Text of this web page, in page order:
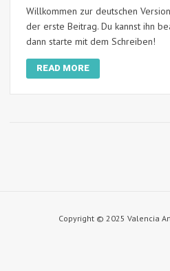
Willkommen zur deutschen
der erste Beitrag. Du kannst ihn
dann starte mit dem Schreiben!
READ MORE
Copyright © 2025 Valencia